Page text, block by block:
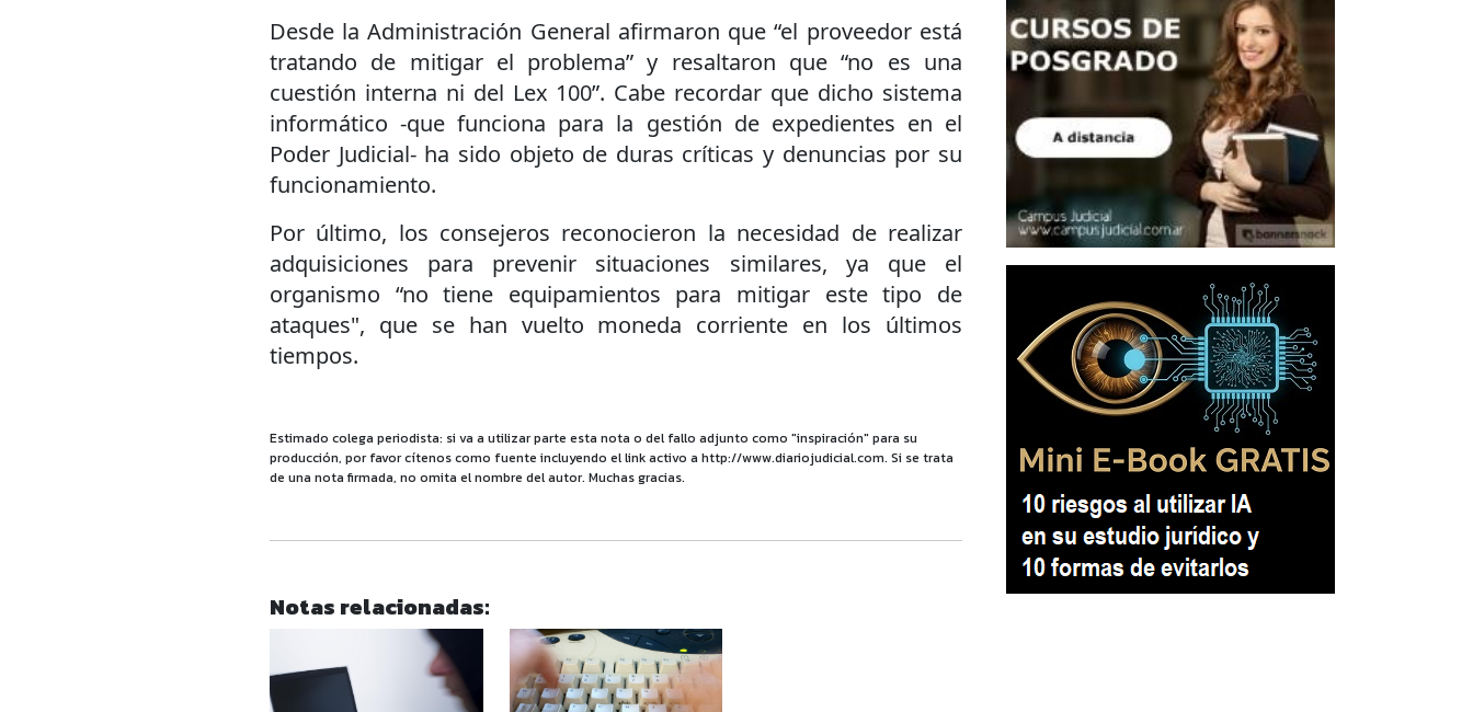
Desde la Administración General afirmaron que “el proveedor está
tratando de mitigar el problema” y resaltaron que “no es una
cuestión interna ni del Lex 100”. Cabe recordar que dicho sistema
informático -que funciona para la gestión de expedientes en el
Poder Judicial- ha sido objeto de duras críticas y denuncias por su
funcionamiento.
Por último, los consejeros reconocieron la necesidad de realizar
adquisiciones para prevenir situaciones similares, ya que el
organismo “no tiene equipamientos para mitigar este tipo de
ataques", que se han vuelto moneda corriente en los últimos
tiempos.
Estimado colega periodista: si va a utilizar parte esta nota o del fallo adjunto como "inspiración" para su
producción, por favor cítenos como fuente incluyendo el link activo a http://www.diariojudicial.com. Si se trata
de una nota firmada, no omita el nombre del autor. Muchas gracias.
Notas relacionadas: